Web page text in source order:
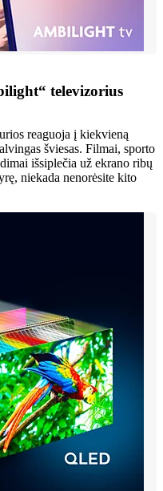
televizorius
reaguoja į kiekvieną
šviesas. Filmai, sporto
išsiplečia už ekrano ribų
niekada nenorėsite kito